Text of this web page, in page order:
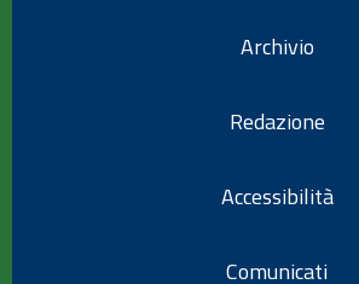
Archivio
Redazione
Accessibilità
Comunicati